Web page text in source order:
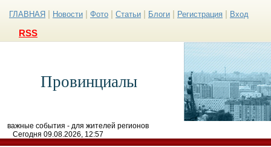
ГЛАВНАЯ Новости Фото Статьи Блоги Регистрация Вход
RSS
Провинциалы
важные события - для жителей регионов
Сегодня 09.08.2026, 12:57